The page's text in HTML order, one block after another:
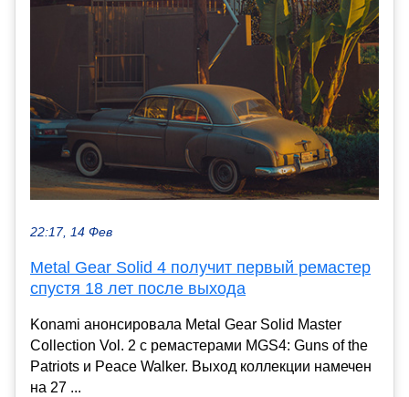
22:17, 14 Фев
Metal Gear Solid 4 получит первый ремастер
спустя 18 лет после выхода
Konami анонсировала Metal Gear Solid Master
Collection Vol. 2 с ремастерами MGS4: Guns of the
Patriots и Peace Walker. Выход коллекции намечен
на 27 ...